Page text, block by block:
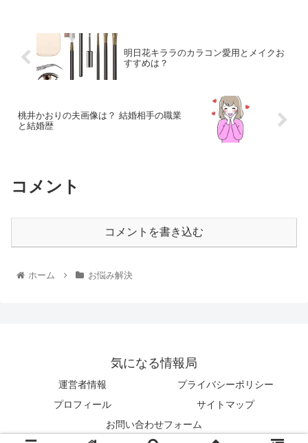
明日花キララのカラコン愛用とメイクお
すすめは？
桃井かおりの夫画像は？ 結婚相手の職業
と結婚歴
コメント
コメントを書き込む
ホーム お悩み解決
気になる情報局
運営者情報
プライバシーポリシー
プロフィール
サイトマップ
お問い合わせフォーム